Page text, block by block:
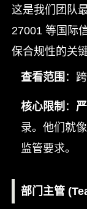
这是我们团队
27001 等国际
保合规性的关键
查看范围 ：
核心限制 ：
录。他们就
监管要求。
部门主管